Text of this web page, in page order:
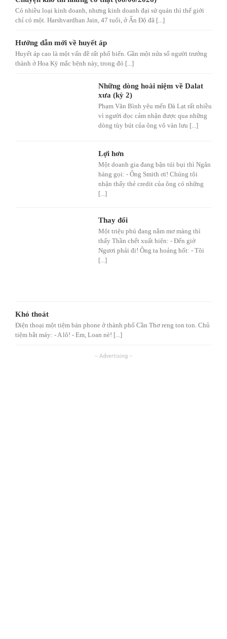
Có nhiều loại kinh doanh, nhưng kinh doanh đại sứ quán thì thế giới
chỉ có một. Harshvardhan Jain, 47 tuổi, ở Ấn Độ đã [...]
Hướng dẫn mới về huyết áp
Huyết áp cao là một vấn đề rất phổ biến. Gần một nửa số người trưởng
thành ở Hoa Kỳ mắc bệnh này, trong đó [...]
Những dòng hoài niệm về Dalat
xưa (kỳ 2)
Phạm Văn Bình yêu mến Đà Lạt rất nhiều
vì người đọc cảm nhận được qua những
dòng tùy bút của ông vô vàn lưu [...]
Lợi hơn
Một doanh gia đang bận túi bụi thì Ngân
hàng gọi: - Ông Smith ơi! Chúng tôi
nhận thấy thẻ credit của ông có những
[...]
Thay đổi
Một triệu phú đang nằm mơ màng thì
thấy Thần chết xuất hiện: - Đến giờ
Ngươi phải đi! Ông ta hoảng hốt: - Tôi
[...]
Khó thoát
Điện thoại một tiệm bán phone ở thành phố Cần Thơ reng ton ton. Chủ
tiệm bắt máy: - A lô! - Em, Loan nè! [...]